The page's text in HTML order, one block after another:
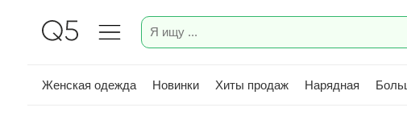
Женская одежда Новинки Хиты продаж Нарядная